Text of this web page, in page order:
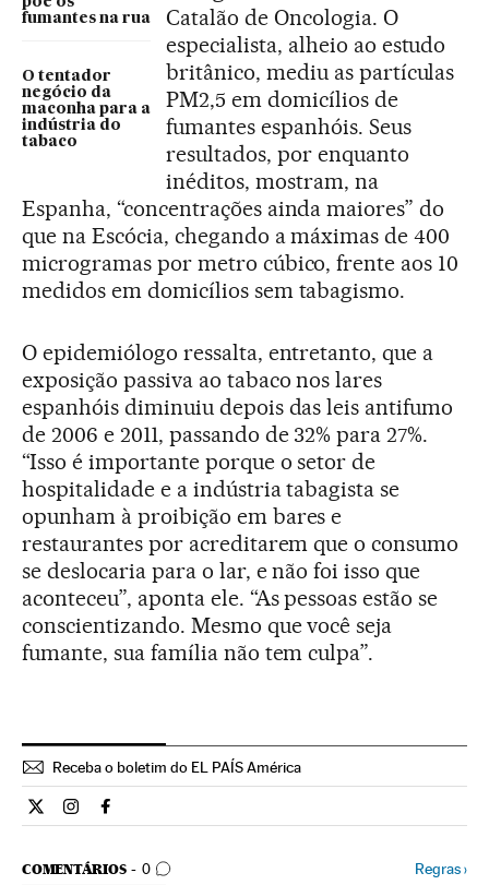
fumantes na rua
O tentador
negócio da
maconha para a
indústria do
tabaco
Catalão de Oncologia. O
especialista, alheio ao estudo
britânico, mediu as partículas
PM2,5 em domicílios de
fumantes espanhóis. Seus
resultados, por enquanto
inéditos, mostram, na
Espanha, “concentrações ainda maiores” do
que na Escócia, chegando a máximas de 400
microgramas por metro cúbico, frente aos 10
medidos em domicílios sem tabagismo.
O epidemiólogo ressalta, entretanto, que a
exposição passiva ao tabaco nos lares
espanhóis diminuiu depois das leis antifumo
de 2006 e 2011, passando de 32% para 27%.
“Isso é importante porque o setor de
hospitalidade e a indústria tabagista se
opunham à proibição em bares e
restaurantes por acreditarem que o consumo
se deslocaria para o lar, e não foi isso que
aconteceu”, aponta ele. “As pessoas estão se
conscientizando. Mesmo que você seja
fumante, sua família não tem culpa”.
Receba o boletim do EL PAÍS América
Ciencia El País Brasil en Twitter
Ciencia El País Brasil en Instagram
Ciencia El País Brasil en Facebook
COMENTÁRIOS 0
COMENTÁRIOS Regras›